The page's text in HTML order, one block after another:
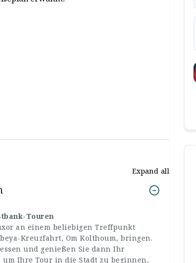
Expand all
Touren
an einem beliebigen Treffpunkt
Kreuzfahrt, Om Kolthoum, bringen.
und genießen Sie dann Ihr
um Ihre Tour in die Stadt zu beginnen,